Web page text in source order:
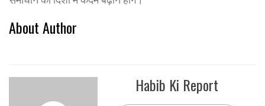
About Author
Habib Ki Report